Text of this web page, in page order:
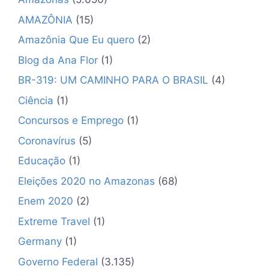
AMAZÔNIA (15)
Amazônia Que Eu quero (2)
Blog da Ana Flor (1)
BR-319: UM CAMINHO PARA O BRASIL (4)
Ciência (1)
Concursos e Emprego (1)
Coronavírus (5)
Educação (1)
Eleições 2020 no Amazonas (68)
Enem 2020 (2)
Extreme Travel (1)
Germany (1)
Governo Federal (3.135)